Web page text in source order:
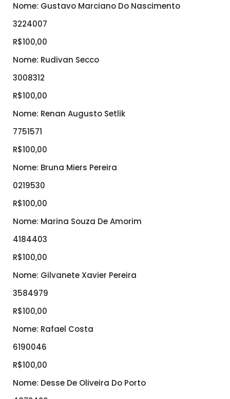
Nome: Gustavo Marciano Do Nascimento
3224007
R$100,00
Nome: Rudivan Secco
3008312
R$100,00
Nome: Renan Augusto Setlik
7751571
R$100,00
Nome: Bruna Miers Pereira
0219530
R$100,00
Nome: Marina Souza De Amorim
4184403
R$100,00
Nome: Gilvanete Xavier Pereira
3584979
R$100,00
Nome: Rafael Costa
6190046
R$100,00
Nome: Desse De Oliveira Do Porto